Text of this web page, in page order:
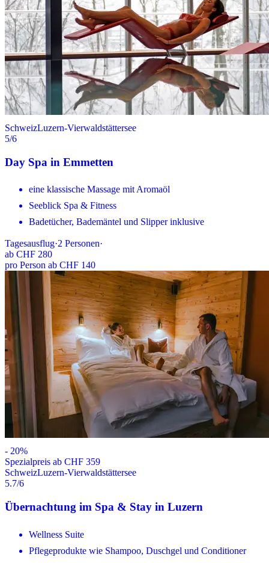
SchweizLuzern-Vierwaldstättersee
5/6
Day Spa in Emmetten
eine klassische Massage mit Aromaöl
Seeblick Spa & Fitness
Badetücher, Bademäntel und Slipper inklusive
Tagesausflug·2 Personen·
ab CHF 280
pro Person ab CHF 140
- 20%
Spezialpreis ab CHF 359
SchweizLuzern-Vierwaldstättersee
5.7/6
Übernachtung im Spa & Stay in Luzern
Wellness Suite
Pflegeprodukte wie Shampoo, Duschgel und Conditioner